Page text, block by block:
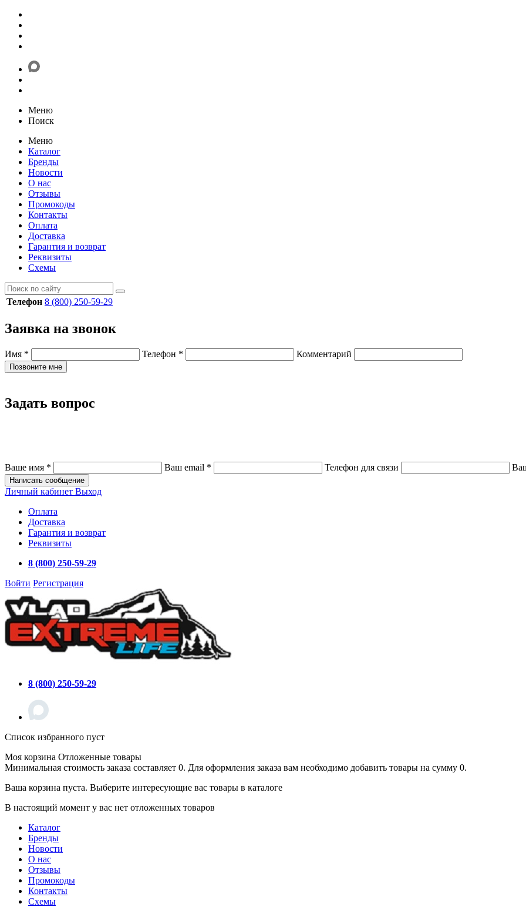
Меню
Поиск
Меню
Каталог
Бренды
Новости
О нас
Отзывы
Промокоды
Контакты
Оплата
Доставка
Гарантия и возврат
Реквизиты
Схемы
Телефон 8 (800) 250-59-29
Заявка на звонок
Имя * Телефон * Комментарий
Позвоните мне
Задать вопрос
Ваше имя * Ваш email * Телефон для связи
Написать сообщение
Личный кабинет Выход
Оплата
Доставка
Гарантия и возврат
Реквизиты
8 (800) 250-59-29
Войти Регистрация
8 (800) 250-59-29
Список избранного пуст
Моя корзина Отложенные товары
Минимальная стоимость заказа составляет 0. Для оформления заказа вам необходимо добавить товары на сумму 0.
Ваша корзина пуста. Выберите интересующие вас товары в каталоге
В настоящий момент у вас нет отложенных товаров
Каталог
Бренды
Новости
О нас
Отзывы
Промокоды
Контакты
Схемы